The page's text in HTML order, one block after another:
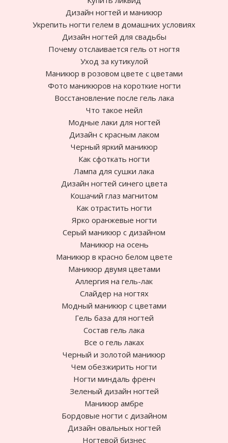
Дизайн ногтей и маникюр
Укрепить ногти гелем в домашних условиях
Дизайн ногтей для свадьбы
Почему отслаивается гель от ногтя
Уход за кутикулой
Маникюр в розовом цвете с цветами
Фото маникюров на короткие ногти
Восстановление после гель лака
Что такое нейл
Модные лаки для ногтей
Дизайн с красным лаком
Черный яркий маникюр
Как сфоткать ногти
Лампа для сушки лака
Дизайн ногтей синего цвета
Кошачий глаз магнитом
Как отрастить ногти
Ярко оранжевые ногти
Cерый маникюр с дизайном
Маникюр на осень
Маникюр в красно белом цвете
Маникюр двумя цветами
Аллергия на гель-лак
Слайдер на ногтях
Модный маникюр с цветами
Гель база для ногтей
Состав гель лака
Все о гель лаках
Черный и золотой маникюр
Чем обезжирить ногти
Ногти миндаль френч
Зеленый дизайн ногтей
Маникюр амбре
Бордовые ногти с дизайном
Дизайн овальных ногтей
Ногтевой бизнес